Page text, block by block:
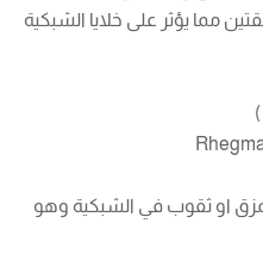
مما يؤثر على خلايا الشبكية
او ثقوب في الشبكية وهو